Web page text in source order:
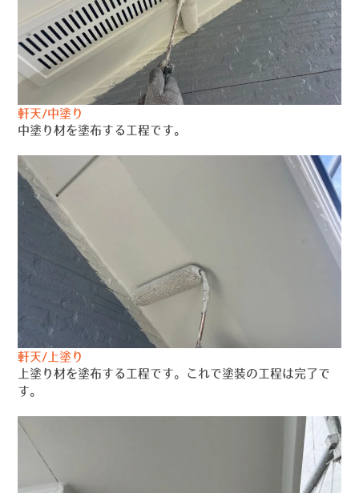
軒天/中塗り
中塗り材を塗布する工程です。
軒天/上塗り
上塗り材を塗布する工程です。これで塗装の工程は完了で
す。